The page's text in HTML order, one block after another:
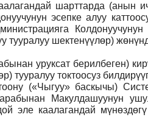
шарттарда (анын
эсепке алуу
Колдонуучунун
тууралуу шектенүүлөр)
уруксат берилбеген)
токтоосуз
(«Чыгуу» баскычы)
Макулдашуунун
эле каалагандай